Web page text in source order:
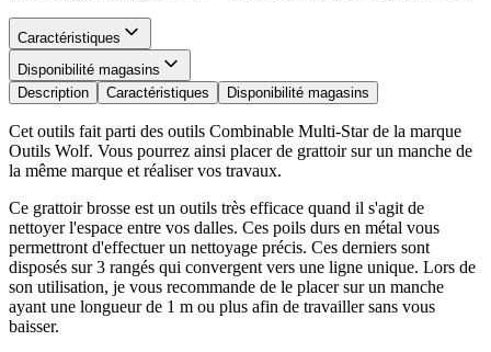
Caractéristiques
Disponibilité magasins
Description
Caractéristiques Disponibilité magasins
Cet outils fait parti des outils Combinable Multi-Star de la marque
Outils Wolf. Vous pourrez ainsi placer de grattoir sur un manche de
la même marque et réaliser vos travaux.
Ce grattoir brosse est un outils très efficace quand il s'agit de
nettoyer l'espace entre vos dalles. Ces poils durs en métal vous
permettront d'effectuer un nettoyage précis. Ces derniers sont
disposés sur 3 rangés qui convergent vers une ligne unique. Lors de
son utilisation, je vous recommande de le placer sur un manche
ayant une longueur de 1 m ou plus afin de travailler sans vous
baisser.